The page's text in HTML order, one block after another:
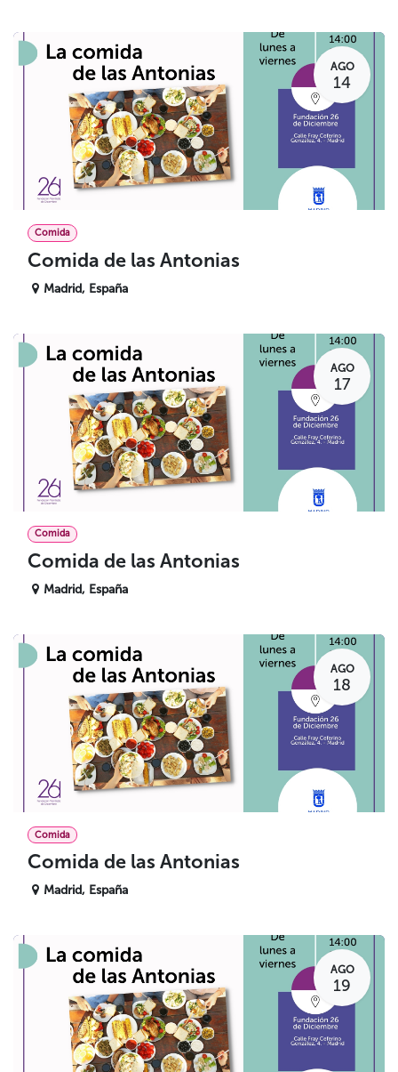
AGO
14
Comida
Comida de las Antonias
Madrid, España
AGO
17
Comida
Comida de las Antonias
Madrid, España
AGO
18
Comida
Comida de las Antonias
Madrid, España
AGO
19